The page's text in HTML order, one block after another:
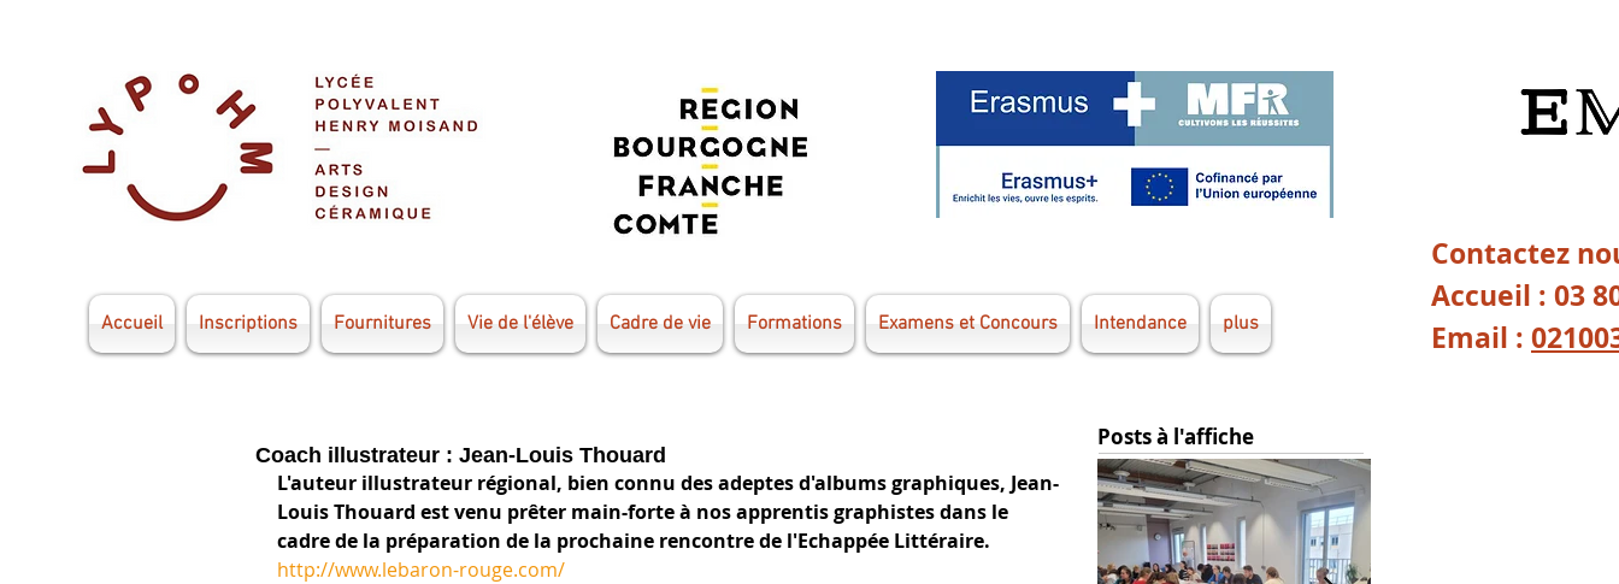
Accueil Inscriptions Fournitures Vie de l'élève Cadre de vie Formations Examens et Concours Intendance plus
Contactez
Accueil : 03
Email :
Coach illustrateur : Jean-Louis Thouard
L'auteur illustrateur régional, bien connu des adeptes d'albums graphiques, Jean-
Louis Thouard est venu prêter main-forte à nos apprentis graphistes dans le
cadre de la préparation de la prochaine rencontre de l'Echappée Littéraire.
http://www.lebaron-rouge.com/
Posts à l'affiche